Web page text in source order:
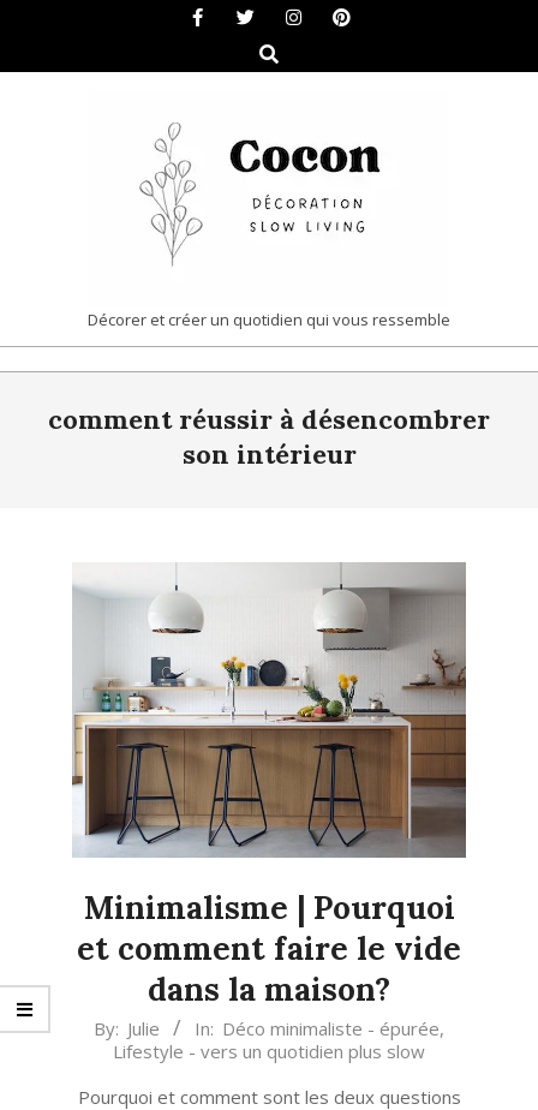
content
Search
COCON
|
DÉCORATION
Décorer et créer un quotidien qui vous ressemble
Navigationcomment réussir à désencombrer
son intérieur
Minimalisme | Pourquoi
et comment faire le vide
dans la maison?
2018-
19
By: Julie In: Déco minimaliste - épurée,
Lifestyle - vers un quotidien plus slow
Pourquoi et comment sont les deux questions